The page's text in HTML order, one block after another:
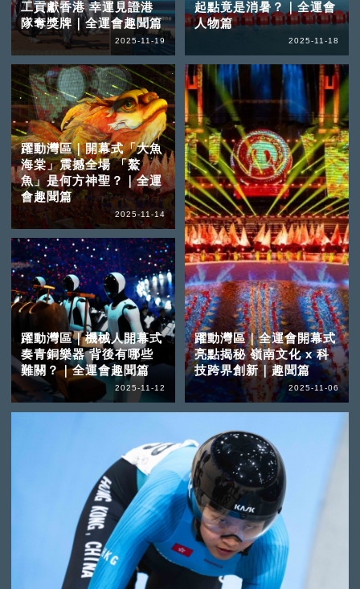
工貢獻香港 幸運見證港
隊奪獎牌｜全運會趣聞篇
2025-11-19
起點竟是消暑？｜全運會
人物篇
2025-11-18
躍動灣區｜開幕式「大魚
海棠」震撼全場 「鰲
魚」是何方神聖？｜全運
會趣聞篇
2025-11-14
躍動灣區｜機械人開幕式
奏青銅樂器 背後有哪些
難關？｜全運會趣聞篇
2025-11-12
躍動灣區｜全運會開幕式
亮點揭秘 嶺南文化 x 科
技跨界創新｜趣聞篇
2025-11-06